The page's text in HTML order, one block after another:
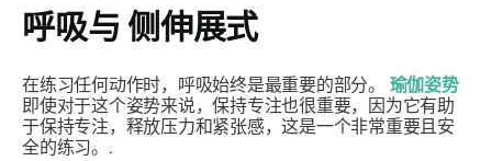
呼吸与侧伸展式
在练习任何动作时，呼吸始终是最重要的部分。 瑜伽姿势
即使对于这个姿势来说，保持专注也很重要，因为它有助
于保持专注，释放压力和紧张感，这是一个非常重要且安
全的练习。.